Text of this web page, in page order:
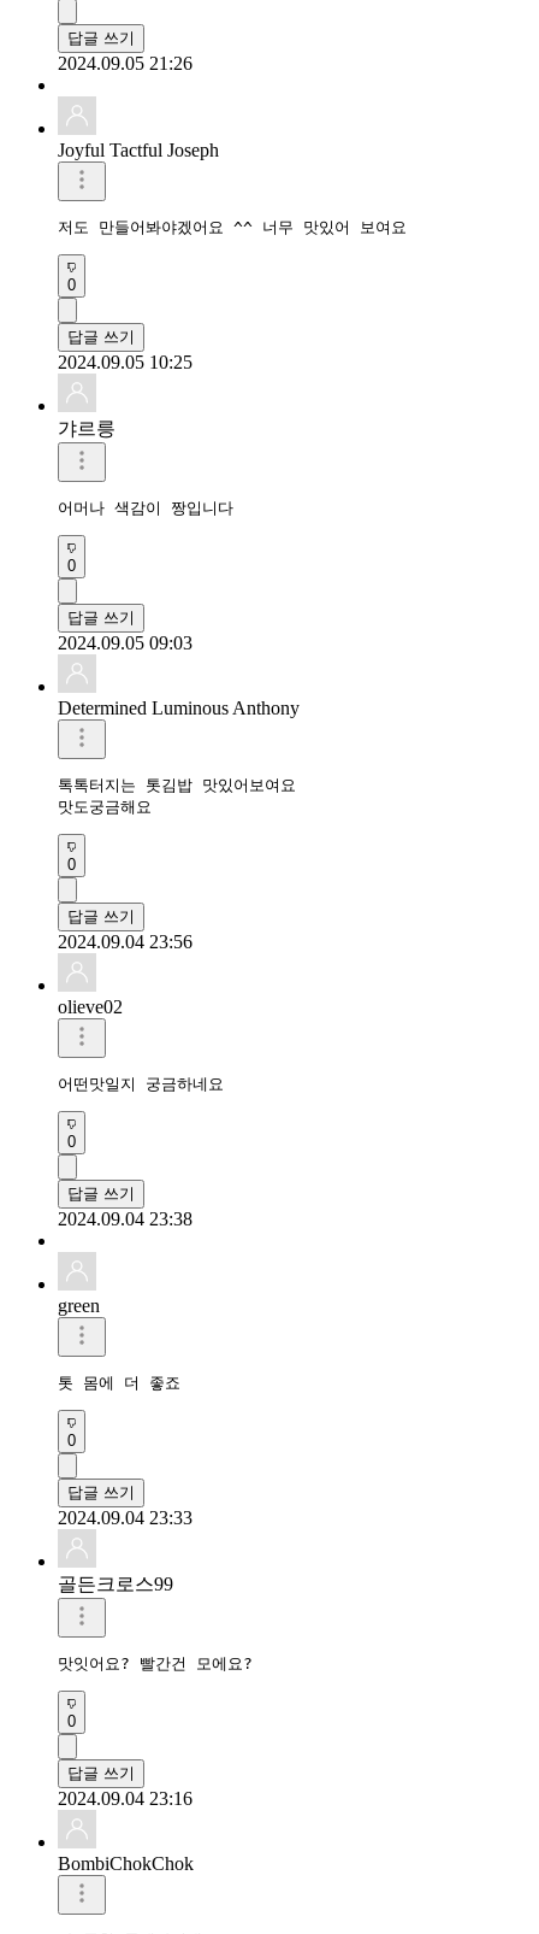
답글 쓰기
2024.09.05 21:26
Joyful Tactful Joseph
저도 만들어봐야겠어요 ^^ 너무 맛있어 보여요
0
답글 쓰기
2024.09.05 10:25
갸르릉
어머나 색감이 짱입니다
0
답글 쓰기
2024.09.05 09:03
Determined Luminous Anthony
톡톡터지는 톳김밥 맛있어보여요
맛도궁금해요
0
답글 쓰기
2024.09.04 23:56
olieve02
어떤맛일지 궁금하네요
0
답글 쓰기
2024.09.04 23:38
green
톳 몸에 더 좋죠
0
답글 쓰기
2024.09.04 23:33
골든크로스99
맛잇어요? 빨간건 모에요?
0
답글 쓰기
2024.09.04 23:16
BombiChokChok